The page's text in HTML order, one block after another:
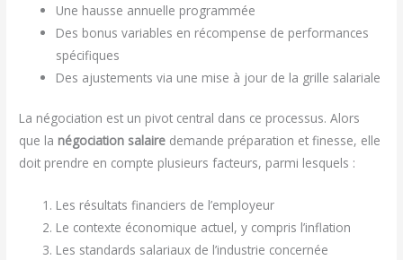
Une hausse annuelle programmée
Des bonus variables en récompense de performances
spécifiques
Des ajustements via une mise à jour de la grille salariale
La négociation est un pivot central dans ce processus. Alors
que la négociation salaire demande préparation et finesse, elle
doit prendre en compte plusieurs facteurs, parmi lesquels :
Les résultats financiers de l’employeur
Le contexte économique actuel, y compris l’inflation
Les standards salariaux de l’industrie concernée